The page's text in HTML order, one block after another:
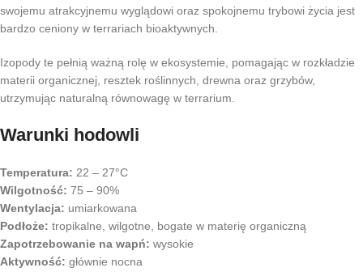
swojemu atrakcyjnemu wyglądowi oraz spokojnemu trybowi życia jest
bardzo ceniony w terrariach bioaktywnych.
Izopody te pełnią ważną rolę w ekosystemie, pomagając w rozkładzie
materii organicznej, resztek roślinnych, drewna oraz grzybów,
utrzymując naturalną równowagę w terrarium.
Warunki hodowli
Temperatura: 22 – 27°C
Wilgotność: 75 – 90%
Wentylacja: umiarkowana
Podłoże: tropikalne, wilgotne, bogate w materię organiczną
Zapotrzebowanie na wapń: wysokie
Aktywność: głównie nocna